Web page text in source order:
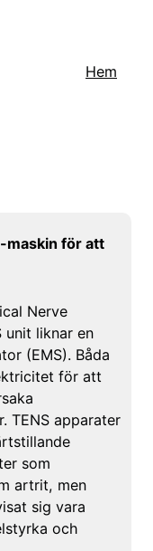
Hem
maskin för att
Nerve
unit liknar en
(EMS). Båda
för att
TENS apparater
som
artrit, men
sig vara
och